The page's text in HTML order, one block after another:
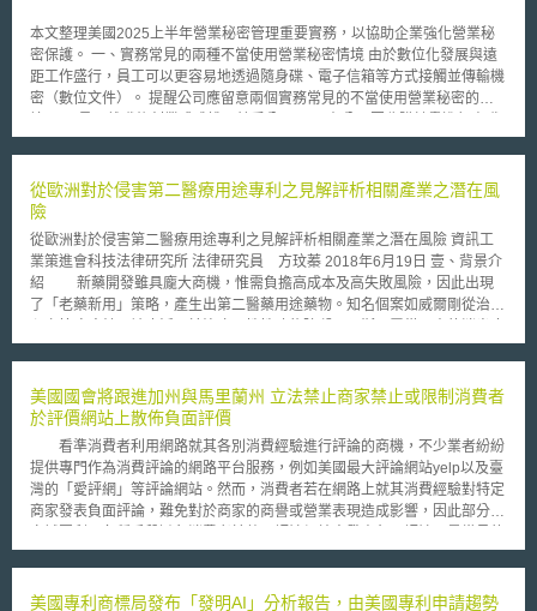
本文整理美國2025上半年營業秘密管理重要實務，以協助企業強化營業秘
密保護。 一、實務常見的兩種不當使用營業秘密情境 由於數位化發展與遠
距工作盛行，員工可以更容易地透過隨身碟、電子信箱等方式接觸並傳輸機
密（數位文件）。 提醒公司應留意兩個實務常見的不當使用營業秘密的情
調查時，或公司與他方存有供應商、獨立承包商等合作關係期間，公司與他
用機密。 二、為防患未然，建議公司應「打造營業秘密保護文化」 「打造
營業秘密保護文化」的7項重點如下： 1. 識別機密 公司應識別自身所擁有的
營業秘密，區分營業秘密與一般資料。如果公司不清楚自己的營業秘密範
圍，也會增加員工不知道需要謹慎處理哪些資料的風險。 2. 控管機密文件
的重製、流通行為 監控機密文件的列印、下載等重製行為，禁止將公司機
密資料傳輸至私人信箱或私人雲端帳戶。 3. 與員工簽訂保密契約，定期提
醒保密義務，並客製化員工培訓課程 公司除與員工簽訂保密契約外，當員
要向員工更新其對保密義務的理解。 公司應自員工入職起，進行定期的保
實了解公司的保密政策，知道自己應採取/不應採取某些行動，以及行動背
後的原因。例如：工程師須了解技術文件的保護方式；銷售團隊需要與客戶
資料、定價策略相關的保密培訓課程。 4. 離職人員管理 離職面談應明確提
醒員工具持續性的保密義務，且留下相關紀錄，內容應包含對員工任職期間
所接觸任何營業秘密的討論資訊，並讓員工簽署書面聲明，確認自己具有保
密義務。 5. 網路控管 遠距登入公司系統須透過VPN。 6. 外部活動管理 公
司應留意與外部單位（潛在合作夥伴、供應商或客戶）共用敏感資料時，契
約須明確約定可共用的資料範圍、可共用資料的人員以及可共用資料的情
確保遵守保密義務。 7. 稽核與改善 定期稽核與持續改善有助於強化營業秘
從歐洲對於侵害第二醫療用途專利之見解評析相關產業之潛在風
險
從歐洲對於侵害第二醫療用途專利之見解評析相關產業之潛在風險 資訊工
業策進會科技法律研究所 法律研究員 方玟蓁 2018年6月19日 壹、背景介
紹 新藥開發雖具龐大商機，惟需負擔高成本及高失敗風險，因此出現
了「老藥新用」策略，產生出第二醫藥用途藥物。知名個案如威爾剛從治療
痛藥至目前被作為預防冠狀動脈硬化之預防藥。由於許多第二醫藥用途藥物
發。 然而，我國與多數國家皆有明訂不予專利事由包含人類或動物之
治療方法，因此有關醫藥用途之發明專利大多採取瑞士型請求項撰寫型式。
瑞士型請求項係於1984年由瑞士聯邦智慧財產局(Swiss Federal
Intellectual Property Office)在Bayer案[1]中所提出相對於德國型請求項之見
解；瑞士型請求項係指一種「物質或組成物X於製備治療疾病Y之藥物的用
途」，德國型請求項則為一種「物質或組成物X於治療Y之用途」；惟因德
國型請求項在多數歐洲國家仍被認為屬於治療方法，職是，在2007年以
參照歐洲專利審查實務，於2013年版的專利審查基準中認定瑞士型請求項
美國國會將跟進加州與馬里蘭州 立法禁止商家禁止或限制消費者
於評價網站上散佈負面評價
看準消費者利用網路就其各別消費經驗進行評論的商機，不少業者紛紛
提供專門作為消費評論的網路平台服務，例如美國最大評論網站yelp以及臺
灣的「愛評網」等評論網站。然而，消費者若在網路上就其消費經驗對特定
商家發表負面評論，難免對於商家的商譽或營業表現造成影響，因此部分商
手段為商家藉由其與消費者間的契約中加入「禁止負面評論約款」
站的業者主張其契約上的權利，但該作法也導致消費者與商家間的法律層出
美國專利商標局發布「發明AI」分析報告，由美國專利申請趨勢